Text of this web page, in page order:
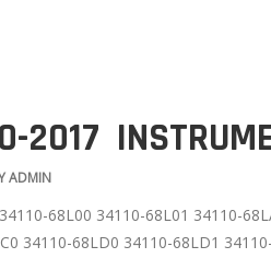
2017
ADMIN
68L00 34110-68L01 34110-
34110-68LD0 34110-68LD1